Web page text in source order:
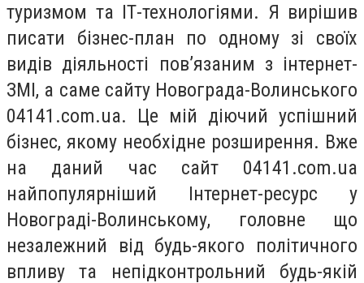
туризмом та ІТ-технологіями. Я вирішив
писати бізнес-план по одному зі своїх
видів діяльності пов’язаним з інтернет-
ЗМІ, а саме сайту Новограда-Волинського
04141.com.ua. Це мій діючий успішний
бізнес, якому необхідне розширення. Вже
на даний час сайт 04141.com.ua
найпопулярніший Інтернет-ресурс у
Новограді-Волинському, головне що
незалежний від будь-якого політичного
впливу та непідконтрольний будь-якій